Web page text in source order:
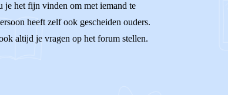
je het fijn vinden om met iemand te
heeft zelf ook gescheiden ouders.
altijd je vragen op het forum stellen.